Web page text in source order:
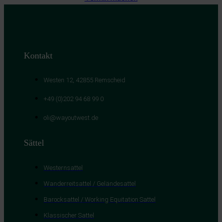
Kontakt
Westen 12, 42855 Remscheid
+49 (0)202 94 68 99 0
oli@wayoutwest.de
Sättel
Westernsattel
Wanderreitsattel / Geländesattel
Barocksattel / Working Equitation Sattel
Klassischer Sattel